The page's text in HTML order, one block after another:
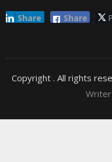
Share
Share
Copyright . All rights